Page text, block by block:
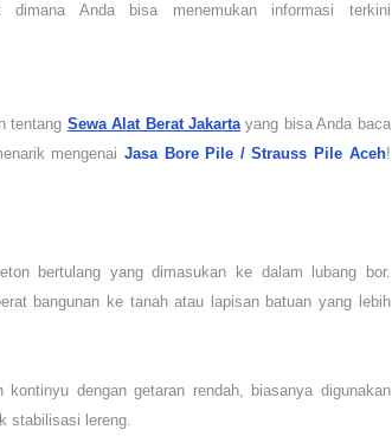
dimana Anda bisa menemukan informasi terkini
tentang Sewa Alat Berat Jakarta yang bisa Anda baca
mengenaiJasa Bore Pile / Strauss Pile Aceh!
bertulang yang dimasukan ke dalam lubang bor.
bangunan ke tanah atau lapisan batuan yang lebih
dengan getaran rendah, biasanya digunakan
stabilisasi lereng.